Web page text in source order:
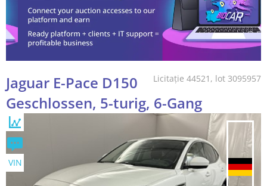
Licitație 44521, lot 3095957
Jaguar E-Pace D150
Geschlossen, 5-turig, 6-Gang
VIN